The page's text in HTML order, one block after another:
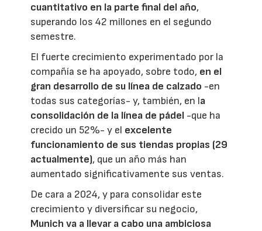
cuantitativo en la parte final del año,
superando los 42 millones en el segundo
semestre.
El fuerte crecimiento experimentado por la
compañía se ha apoyado, sobre todo, en el
gran desarrollo de su línea de calzado -en
todas sus categorías- y, también, en la
consolidación de la línea de pádel -que ha
crecido un 52%- y el excelente
funcionamiento de sus tiendas propias (29
actualmente), que un año más han
aumentado significativamente sus ventas.
De cara a 2024, y para consolidar este
crecimiento y diversificar su negocio,
Munich va a llevar a cabo una ambiciosa